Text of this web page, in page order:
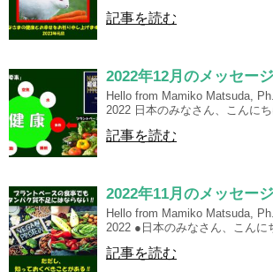
記事を読む
2022年12月のメッセージ
Hello from Mamiko Matsuda,
2022 日本のみなさん、こんに
記事を読む
2022年11月のメッセージ
Hello from Mamiko Matsuda,
2022 ●日本のみなさん、こんに
記事を読む